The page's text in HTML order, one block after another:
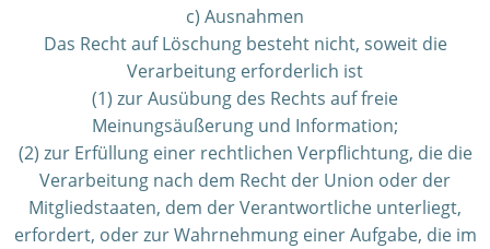
c) Ausnahmen
Das Recht auf Löschung besteht nicht, soweit die
Verarbeitung erforderlich ist
(1) zur Ausübung des Rechts auf freie
Meinungsäußerung und Information;
(2) zur Erfüllung einer rechtlichen Verpflichtung, die die
Verarbeitung nach dem Recht der Union oder der
Mitgliedstaaten, dem der Verantwortliche unterliegt,
erfordert, oder zur Wahrnehmung einer Aufgabe, die im